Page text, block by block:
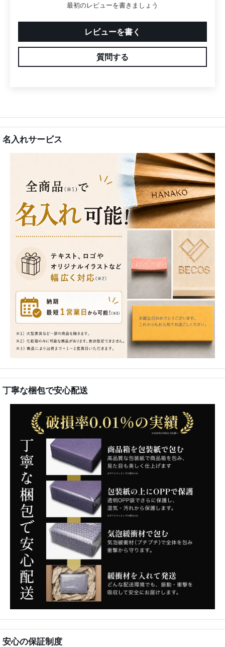
最初のレビューを書きましょう
レビューを書く
質問する
名入れサービス
丁寧な梱包で安心配送
安心の保証制度